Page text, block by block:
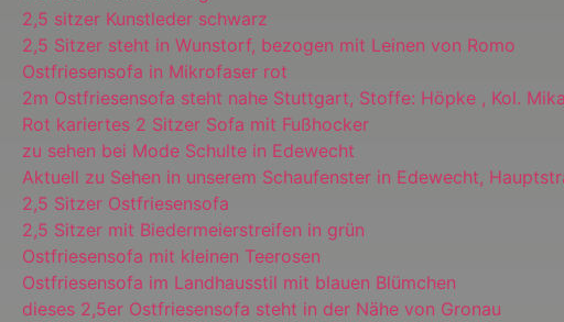
2,5 sitzer Kunstleder schwarz
2,5 Sitzer steht in Wunstorf, bezogen mit Leinen von Romo
Ostfriesensofa in Mikrofaser rot
2m Ostfriesensofa steht nahe Stuttgart, Stoffe: Höpke , Kol.
Rot kariertes 2 Sitzer Sofa mit Fußhocker
zu sehen bei Mode Schulte in Edewecht
Aktuell zu Sehen in unserem Schaufenster in Edewecht,
2,5 Sitzer Ostfriesensofa
2,5 Sitzer mit Biedermeierstreifen in grün
Ostfriesensofa mit kleinen Teerosen
Ostfriesensofa im Landhausstil mit blauen Blümchen
dieses 2,5er Ostfriesensofa steht in der Nähe von Gronau